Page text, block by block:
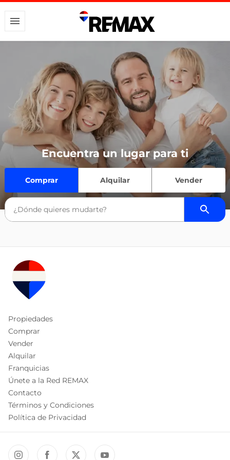
Encuentra un lugar para ti
Comprar Alquilar Vender
Propiedades
Comprar
Vender
Alquilar
Franquicias
Únete a la Red REMAX
Contacto
Términos y Condiciones
Política de Privacidad